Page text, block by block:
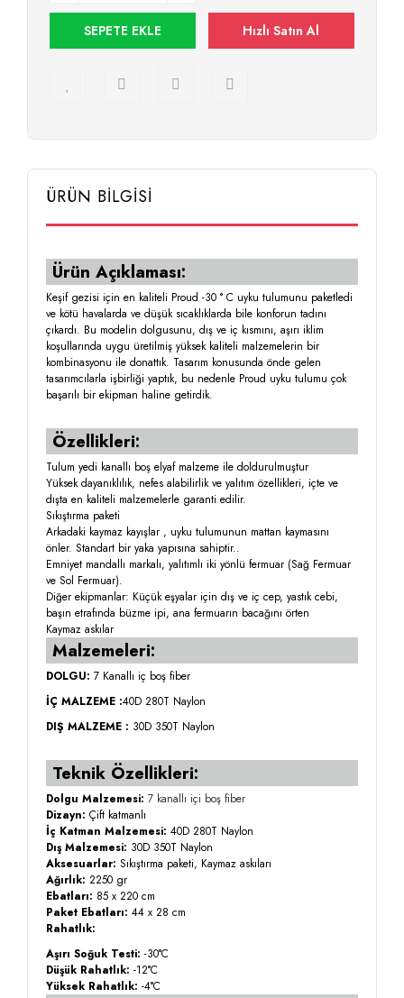
SEPETE EKLE Hızlı Satın Al
ÜRÜN BİLGİSİ
Ürün Açıklaması:
Keşif gezisi için en kaliteli Proud -30 ° C uyku tulumunu paketledi
ve kötü havalarda ve düşük sıcaklıklarda bile konforun tadını
çıkardı. Bu modelin dolgusunu, dış ve iç kısmını, aşırı iklim
koşullarında uygu üretilmiş yüksek kaliteli malzemelerin bir
kombinasyonu ile donattık. Tasarım konusunda önde gelen
tasarımcılarla işbirliği yaptık, bu nedenle Proud uyku tulumu çok
başarılı bir ekipman haline getirdik.
Özellikleri:
Tulum yedi kanallı boş elyaf malzeme ile doldurulmuştur
Yüksek dayanıklılık, nefes alabilirlik ve yalıtım özellikleri, içte ve
dışta en kaliteli malzemelerle garanti edilir.
Sıkıştırma paketi
Arkadaki kaymaz kayışlar , uyku tulumunun mattan kaymasını
önler. Standart bir yaka yapısına sahiptir..
Emniyet mandallı markalı, yalıtımlı iki yönlü fermuar (Sağ Fermuar
ve Sol Fermuar).
Diğer ekipmanlar: Küçük eşyalar için dış ve iç cep, yastık cebi,
başın etrafında büzme ipi, ana fermuarın bacağını örten
Kaymaz askılar
Malzemeleri:
DOLGU: 7 Kanallı iç boş fiber
İÇ MALZEME :40D 280T Naylon
DIŞ MALZEME : 30D 350T Naylon
Teknik Özellikleri:
Dolgu Malzemesi: 7 kanallı içi boş fiber
Dizayn: Çift katmanlı
İç Katman Malzemesi: 40D 280T Naylon
Dış Malzemesi: 30D 350T Naylon
Aksesuarlar: Sıkıştırma paketi, Kaymaz askıları
Ağırlık: 2250 gr
Ebatları: 85 x 220 cm
Paket Ebatları: 44 x 28 cm
Rahatlık:
Aşırı Soğuk Testi: -30°C
Düşük Rahatlık: -12°C
Yüksek Rahatlık: -4°C